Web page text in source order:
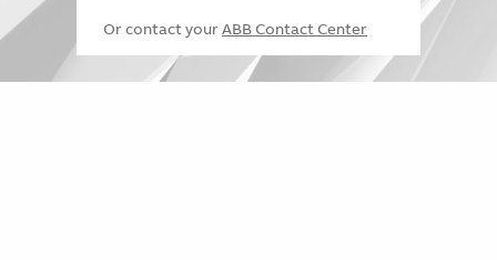
Or contact your ABB Contact Center